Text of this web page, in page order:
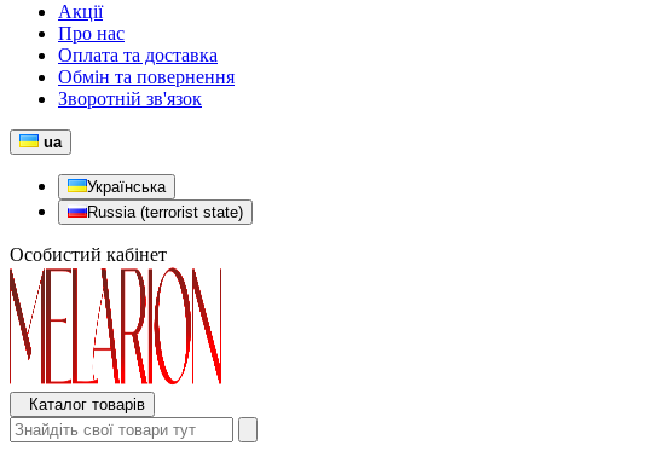
Акції
Про нас
Оплата та доставка
Обмін та повернення
Зворотній зв'язок
ua
Українська
Russia (terrorist state)
Особистий кабінет
Каталог товарів